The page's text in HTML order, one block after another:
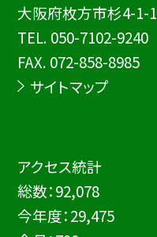
大阪府枚方市杉4-1-1
TEL. 050-7102-9240
FAX. 072-858-8985
サイトマップ
アクセス統計
総数：92,078
今年度：29,475